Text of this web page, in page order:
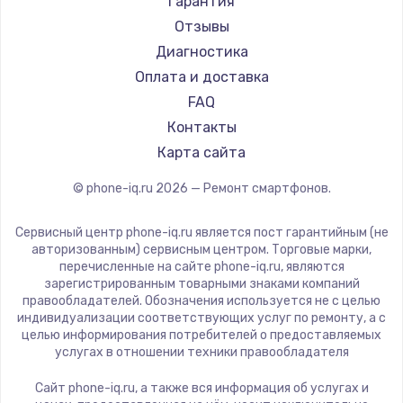
1430 руб.
Заказать
Чистка от пыли
1330 руб.
Заказать
2600 руб.
Заказать
Замена материнской платы
1690 руб.
Ремонт смартфонов HP
Ремонт смартфонов Poco
Ремонт смартфонов HTC
Ремонт смартфонов Blackmagic
Ремонт смартфонов Nothing
Ремонт смартфонов iQOO
Kyocera
LeEco
OnePlus
teXet
Motorola
Prestigio
Elephone
BlackView
Google
Vertu
Tp-Link
Отзывы
Диагностика
Оплата и доставка
FAQ
Контакты
Карта сайта
© phone-iq.ru 2026 — Ремонт смартфонов.
Сервисный центр phone-iq.ru является пост гарантийным (не
авторизованным) сервисным центром. Торговые марки,
перечисленные на сайте phone-iq.ru, являются
зарегистрированным товарными знаками компаний
правообладателей. Обозначения используется не с целью
индивидуализации соответствующих услуг по ремонту, а с
целью информирования потребителей о предоставляемых
услугах в отношении техники правообладателя
Сайт phone-iq.ru, а также вся информация об услугах и